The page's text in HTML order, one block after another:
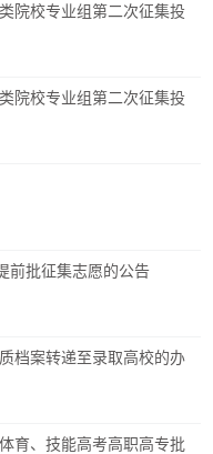
院校专业组第二次征集投
院校专业组第二次征集投
前批征集志愿的公告
档案转递至录取高校的办
育、技能高考高职高专批